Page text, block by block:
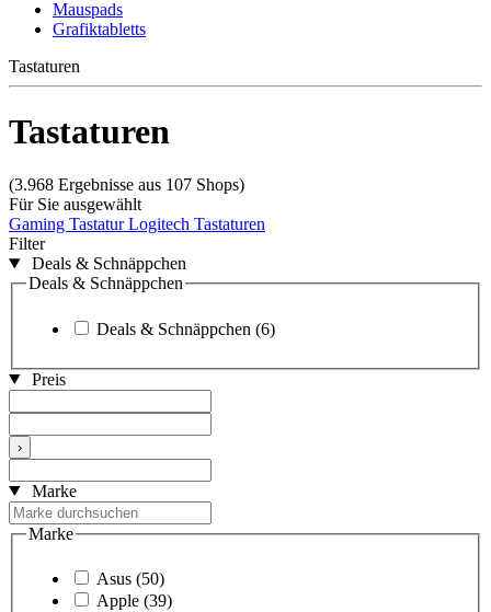
Mauspads
Grafiktabletts
Tastaturen
Tastaturen
(3.968 Ergebnisse aus 107 Shops)
Für Sie ausgewählt
Gaming TastaturLogitech Tastaturen
Filter
Deals & Schnäppchen
Deals & Schnäppchen
Deals & Schnäppchen (6)
Preis
›
Marke
Marke
Asus (50)
Apple (39)